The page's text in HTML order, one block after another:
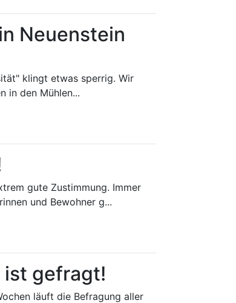
Neuenstein
klingt etwas sperrig. Wir
in den Mühlen...
gute Zustimmung. Immer
und Bewohner g...
ist gefragt!
läuft die Befragung aller